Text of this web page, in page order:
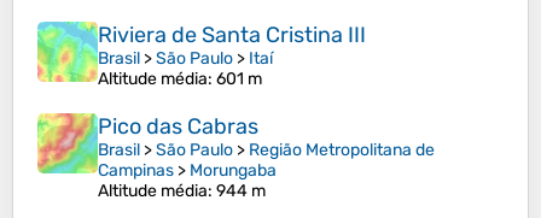
Riviera de Santa Cristina III
Brasil >São Paulo > Itaí
Altitude média: 601 m
Pico das Cabras
Brasil >São Paulo > Região Metropolitana de
Campinas > Morungaba
Altitude média: 944 m